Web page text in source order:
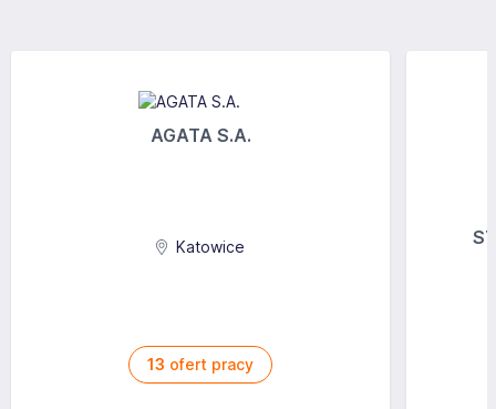
AGATA S.A.
Katowice
13 ofert pracy